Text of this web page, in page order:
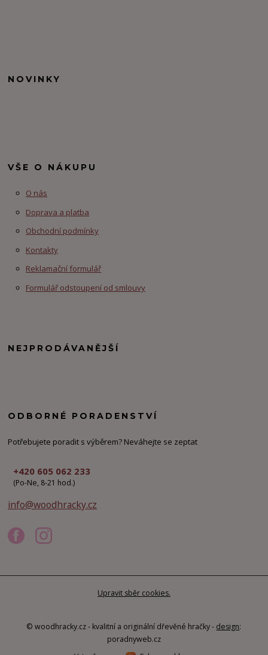
NOVINKY
VŠE O NÁKUPU
O nás
Doprava a platba
Obchodní podmínky
Kontakty
Reklamační formulář
Formulář odstoupení od smlouvy
NEJPRODÁVANĚJŠÍ
ODBORNÉ PORADENSTVÍ
Potřebujete poradit s výběrem? Neváhejte se zeptat
+420 605 062 233
(Po-Ne, 8-21 hod.)
info@woodhracky.cz
Upravit sběr cookies.
© woodhracky.cz - kvalitní a originální dřevěné hračky - design:
poradnyweb.cz